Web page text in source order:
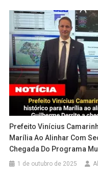
Prefeito Vinícius
Marília Ao Alinhar Com
Chegada Do Programa
1 de outubro de 2025